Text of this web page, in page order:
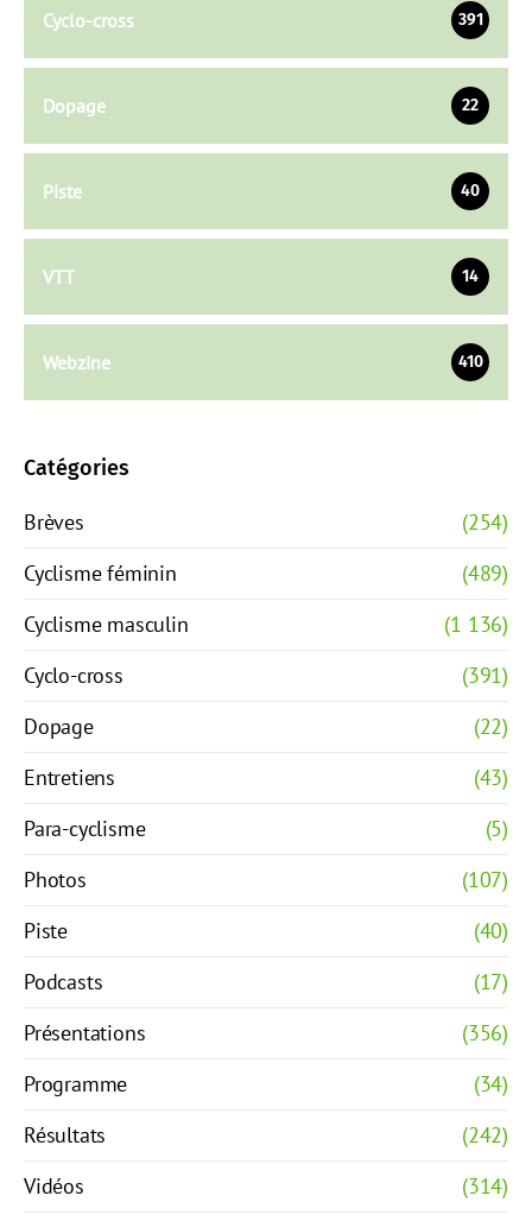
Cyclo-cross 391
Dopage 22
Piste 40
VTT 14
Webzine 410
Catégories
Brèves
(254)
Cyclisme féminin
(489)
Cyclisme masculin
(1 136)
Cyclo-cross
(391)
Dopage
(22)
Entretiens
(43)
Para-cyclisme
(5)
Photos
(107)
Piste
(40)
Podcasts
(17)
Présentations
(356)
Programme
(34)
Résultats
(242)
Vidéos
(314)